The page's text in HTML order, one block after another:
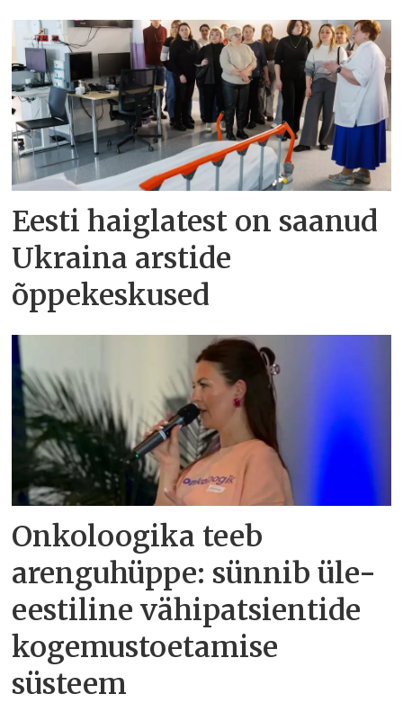
Eesti haiglatest on saanud
Ukraina arstide
õppekeskused
Onkoloogika teeb
arenguhüppe: sünnib üle-
eestiline vähipatsientide
kogemustoetamise
süsteem